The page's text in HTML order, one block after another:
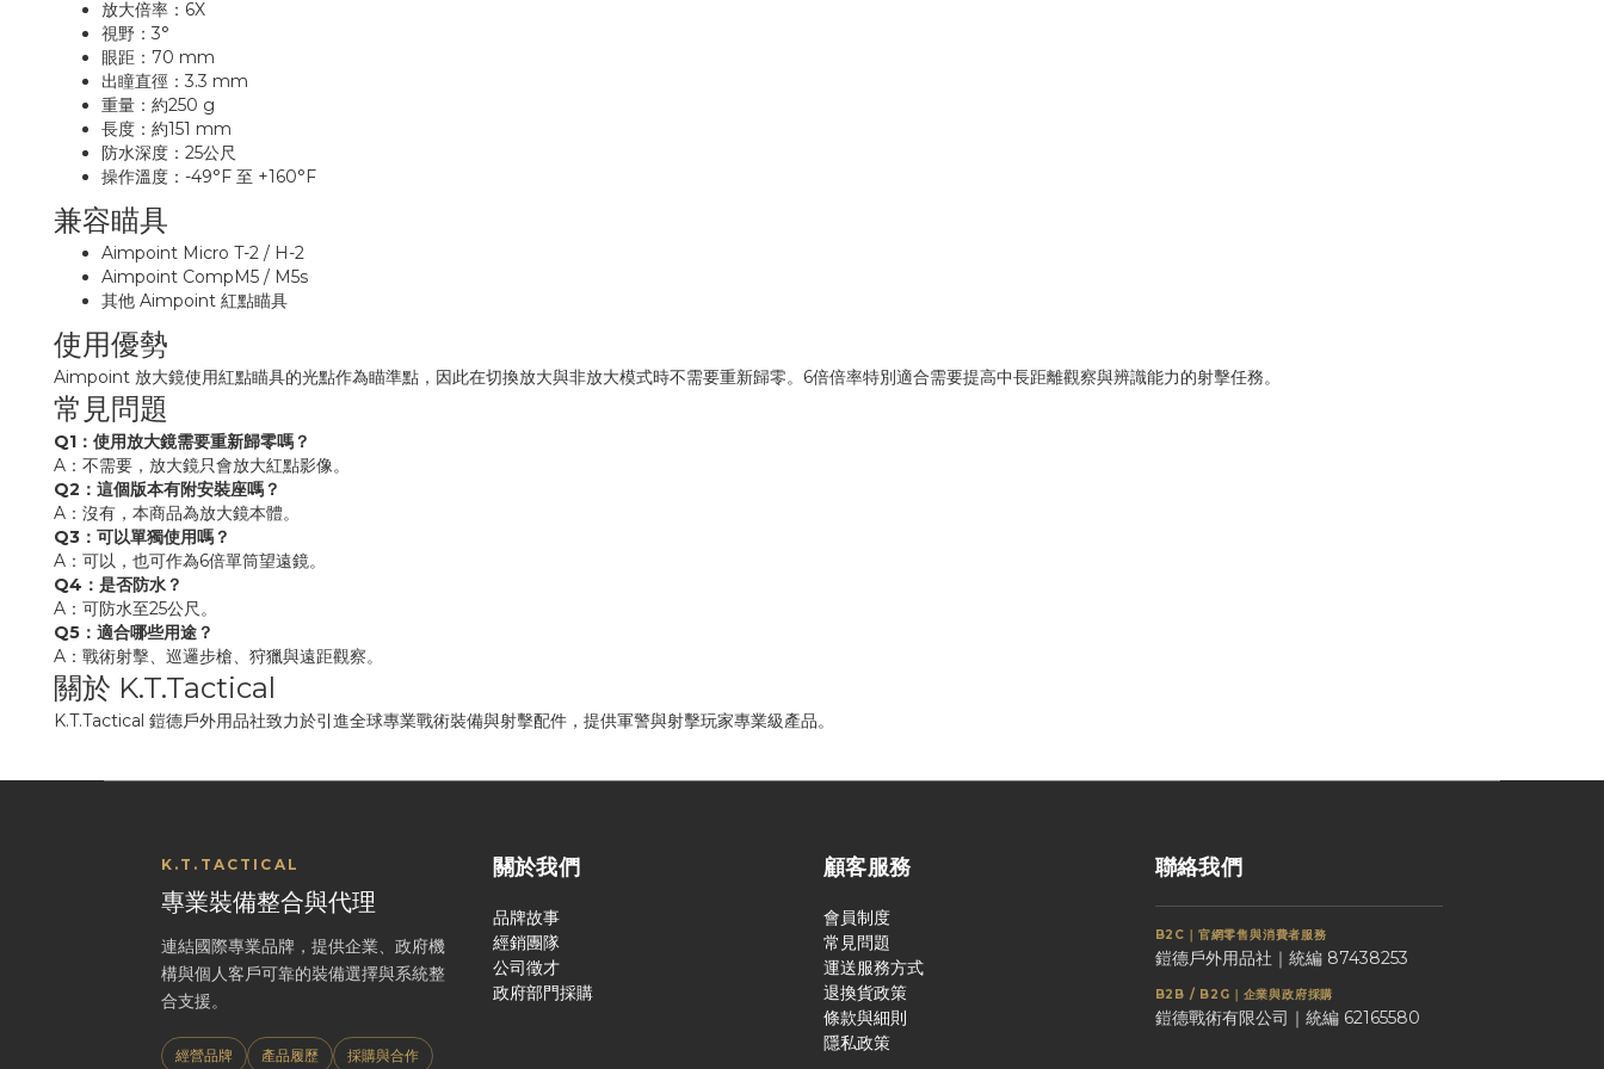
放大倍率：6X
視野：3°
眼距：70 mm
出瞳直徑：3.3 mm
重量：約250 g
長度：約151 mm
防水深度：25公尺
操作溫度：-49°F 至 +160°F
兼容瞄具
Aimpoint Micro T-2 / H-2
Aimpoint CompM5 / M5s
其他 Aimpoint 紅點瞄具
使用優勢
Aimpoint 放大鏡使用紅點瞄具的光點作為瞄準點，因此在切換放大與非放大模式時不需要重新歸零。6倍倍率特別適合需要提高中長距離觀察與辨識能力的射擊任務。
常見問題
Q1：使用放大鏡需要重新歸零嗎？
A：不需要，放大鏡只會放大紅點影像。
Q2：這個版本有附安裝座嗎？
A：沒有，本商品為放大鏡本體。
Q3：可以單獨使用嗎？
A：可以，也可作為6倍單筒望遠鏡。
Q4：是否防水？
A：可防水至25公尺。
Q5：適合哪些用途？
A：戰術射擊、巡邏步槍、狩獵與遠距觀察。
關於 K.T.Tactical
K.T.Tactical 鎧德戶外用品社致力於引進全球專業戰術裝備與射擊配件，提供軍警與射擊玩家專業級產品。
K.T.TACTICAL
專業裝備整合與代理
連結國際專業品牌，提供企業、政府機
構與個人客戶可靠的裝備選擇與系統整
合支援。
經營品牌 產品履歷 採購與合作
關於我們
品牌故事
經銷團隊
公司徵才
政府部門採購
顧客服務
會員制度
常見問題
運送服務方式
退換貨政策
條款與細則
隱私政策
聯絡我們
B2C｜官網零售與消費者服務
鎧德戶外用品社｜統編 87438253
B2B / B2G｜企業與政府採購
鎧德戰術有限公司｜統編 62165580